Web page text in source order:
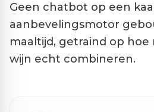
Geen chatbot op een
aanbevelingsmotor
maaltijd, getraind op
wijn echt combineren.